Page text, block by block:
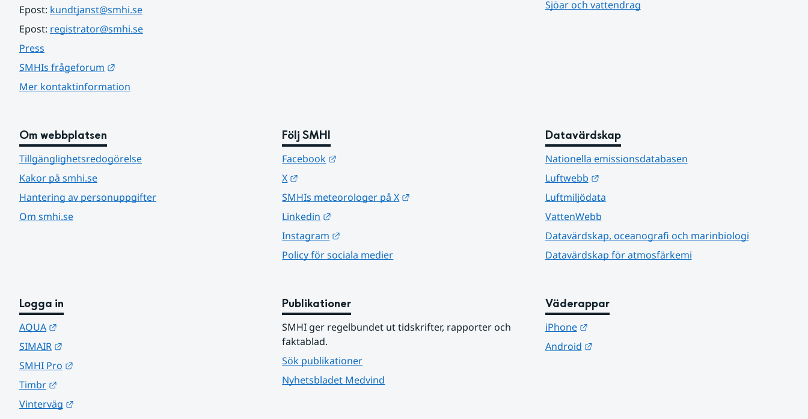
Epost: kundtjanst@smhi.se
Epost: registrator@smhi.se
Press
SMHIs frågeforum
Mer kontaktinformation
Sjöar och vattendrag
Om webbplatsen
Tillgänglighetsredogörelse
Kakor på smhi.se
Hantering av personuppgifter
Om smhi.se
Följ SMHI
Facebook
X
SMHIs meteorologer på X
Linkedin
Instagram
Policy för sociala medier
Datavärdskap
Nationella emissionsdatabasen
Luftwebb
Länk till annan webbplats.
Luftmiljödata
VattenWebb
Datavärdskap, oceanografi och marinbiologi
Datavärdskap för atmosfärkemi
Logga in
AQUA
SIMAIR
SMHI Pro
Timbr
Vinterväg
Publikationer
SMHI ger regelbundet ut tidskrifter, rapporter och
faktablad.
Sök publikationer
Nyhetsbladet Medvind
Väderappar
iPhone
Länk till annan webbplats.
Android
Länk till annan webbplats.